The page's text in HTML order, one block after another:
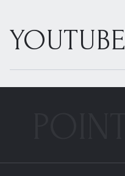
YOUTUBE